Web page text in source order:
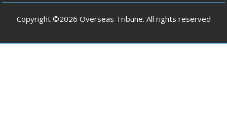
Copyright ©2026 Overseas Tribune. All rights reserved